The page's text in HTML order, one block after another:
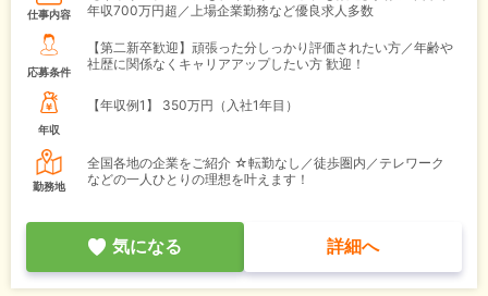
仕事内容
年収700万円超／上場企業勤務など優良求人多数
応募条件
【第二新卒歓迎】頑張った分しっかり評価されたい方／年齢や
社歴に関係なくキャリアアップしたい方 歓迎！
年収
【年収例1】 350万円（入社1年目）
勤務地
全国各地の企業をご紹介 ☆転勤なし／徒歩圏内／テレワーク
などの一人ひとりの理想を叶えます！
気になる 詳細へ